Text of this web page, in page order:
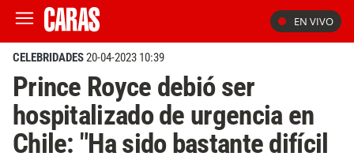
EN VIVO
CELEBRIDADES20-04-2023 10:39
Prince Royce debió ser
hospitalizado de urgencia en
Chile: "Ha sido bastante difícil